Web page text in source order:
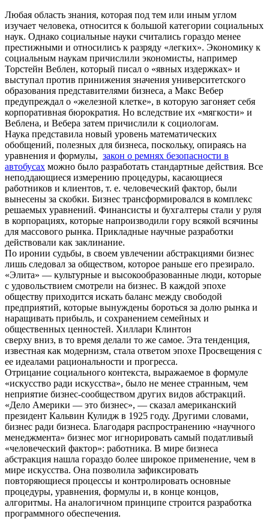
Любая область знания, которая под тем или иным углом
изучает человека, относится к большой категории социальных
наук. Однако социальные науки считались гораздо менее
престижными и относились к разряду «легких». Экономику к
социальным наукам причислили экономисты, например
Торстейн Веблен, который писал о «явных издержках» и
выступал против принижения значения университетского
образования представителями бизнеса, а Макс Вебер
предупреждал о «железной клетке», в которую загоняет себя
корпоративная бюрократия. Но вследствие их «мягкости» и
Веблена, и Вебера затем причислили к социологам.
Наука представила новый уровень математических
обобщений, полезных для бизнеса, поскольку, опираясь на
уравнения и формулы, закон о ремнях безопасности в
автобусах можно было разработать стандартные действия. Все
неподдающиеся измерению процедуры, касающиеся
работников и клиентов, т. е. человеческий фактор, были
вынесены за скобки. Бизнес трансформировался в комплекс
решаемых уравнений. Финансисты и бухгалтеры стали у руля
в корпорациях, которые напроизводили гору всякой всячины
для массового рынка. Прикладные научные разработки
действовали как заклинание.
По иронии судьбы, в своем увлечении абстракциями бизнес
лишь следовал за обществом, которое раньше его презирало.
«Элита» — культурные и высокообразованные люди, которые
с удовольствием смотрели на бизнес. В каждой эпохе
обществу приходится искать баланс между свободой
предприятий, которые вынуждены бороться за долю рынка и
наращивать прибыль, и сохранением семейных и
общественных ценностей. Хиллари Клинтон
сверху вниз, в то время делали то же самое. Эта тенденция,
известная как модернизм, стала ответом эпохе Просвещения с
ее идеалами рациональности и прогресса.
Отрицание социального контекста, выражаемое в формуле
«искусство ради искусства», было не менее странным, чем
неприятие бизнес-сообществом других видов абстракций.
«Дело Америки — это бизнес», — сказал американский
президент Кальвин Кулидж в 1925 году. Другими словами,
бизнес ради бизнеса. Благодаря распространению «научного
менеджмента» бизнес мог игнорировать самый податливый
«человеческий фактор»: работника. В мире бизнеса
абстракция нашла гораздо более широкое применение, чем в
мире искусства. Она позволила зафиксировать
повторяющиеся процессы и контролировать основные
процедуры, уравнения, формулы и, в конце концов,
алгоритмы. На аналогичном принципе строится разработка
программного обеспечения.